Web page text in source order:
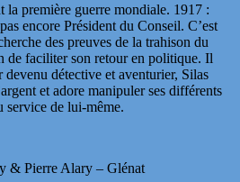
la première guerre mondiale. 1917 :
encore Président du Conseil. C’est
des preuves de la trahison du
de faciliter son retour en politique. Il
devenu détective et aventurier, Silas
et adore manipuler ses différents
service de lui-même.
& Pierre Alary – Glénat